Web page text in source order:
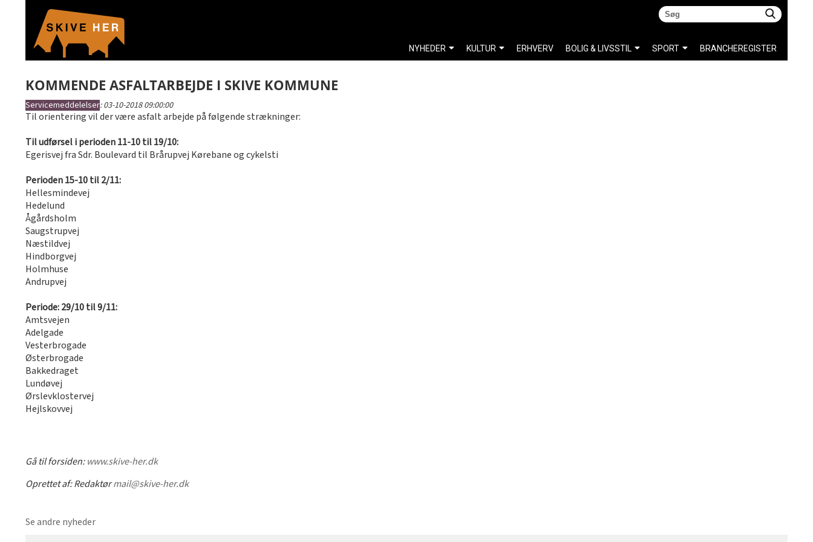
KOMMENDE ASFALTARBEJDE I SKIVE KOMMUNE
Servicemeddelelser:03-10-2018 09:00:00
Til orientering vil der være asfalt arbejde på følgende strækninger:
Til udførsel i perioden 11-10 til 19/10:
Egerisvej fra Sdr. Boulevard til Brårupvej Kørebane og cykelsti
Perioden 15-10 til 2/11:
Hellesmindevej
Hedelund
Ågårdsholm
Saugstrupvej
Næstildvej
Hindborgvej
Holmhuse
Andrupvej
Periode: 29/10 til 9/11:
Amtsvejen
Adelgade
Vesterbrogade
Østerbrogade
Bakkedraget
Lundøvej
Ørslevklostervej
Hejlskovvej
Gå til forsiden:www.skive-her.dk
Oprettet af:Redaktørmail@skive-her.dk
Se andre nyheder
NYHEDER KULTUR ERHVERV BOLIG & LIVSSTIL SPORT BRANCHEREGISTER